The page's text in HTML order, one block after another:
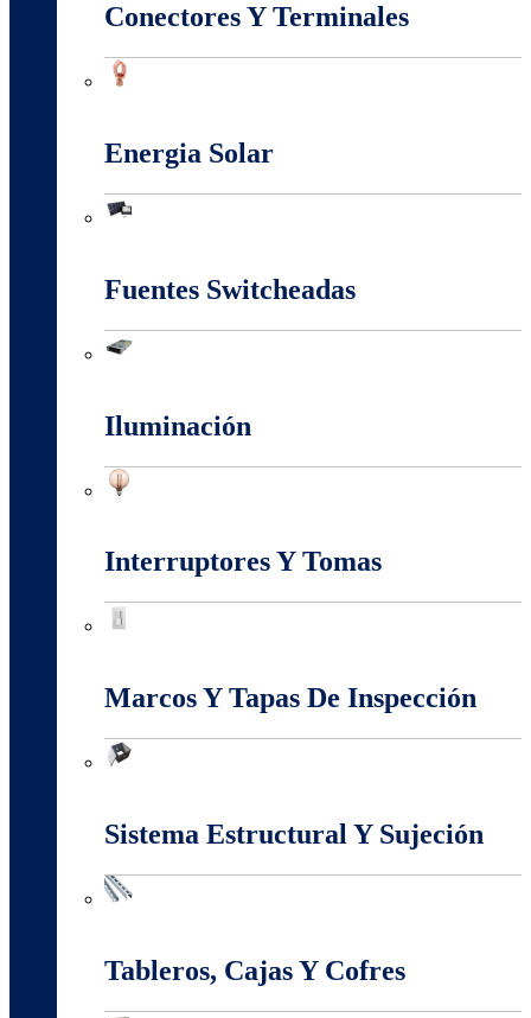
Conectores Y Terminales
Energia Solar
Fuentes Switcheadas
Iluminación
Interruptores Y Tomas
Marcos Y Tapas De Inspección
Sistema Estructural Y Sujeción
Tableros, Cajas Y Cofres